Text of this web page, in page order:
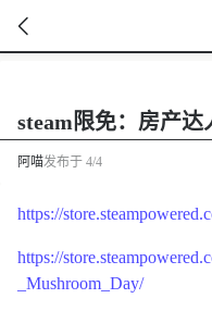
steam限免：房产达
阿喵发布于 4/4
https://
https://
_Mushroom_Day/